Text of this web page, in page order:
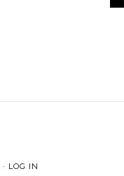
· LOG IN